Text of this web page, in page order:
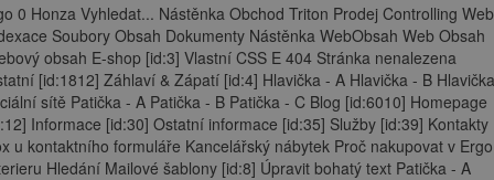
0 Honza Vyhledat... Nástěnka Obchod Triton Prodej Controlling Web
Soubory Obsah Dokumenty Nástěnka WebObsah Web Obsah
obsah E-shop [id:3] Vlastní CSS E 404 Stránka nenalezena
[id:1812] Záhlaví & Zápatí [id:4] Hlavička - A Hlavička - B
sítě Patička - A Patička - B Patička - C Blog [id:6010] Homepage
Informace [id:30] Ostatní informace [id:35] Služby [id:39] Kontakty
u kontaktního formuláře Kancelářský nábytek Proč nakupovat v Ergo
Hledání Mailové šablony [id:8] Úpravit bohatý text Patička - A